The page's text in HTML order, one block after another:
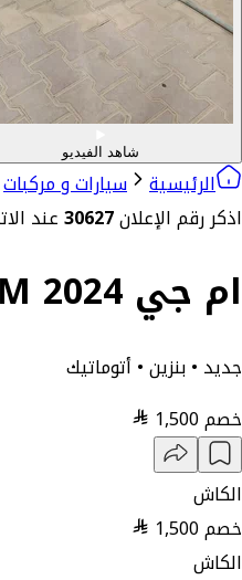
شاهد الفيديو
الرئيسية سيارات و مركبات
اذكر رقم الإعلان30627عند
ام جي RX5 COM 2024
جديد • بنزين • أتوماتيك
خصم1,500
الكاش
خصم1,500
الكاش